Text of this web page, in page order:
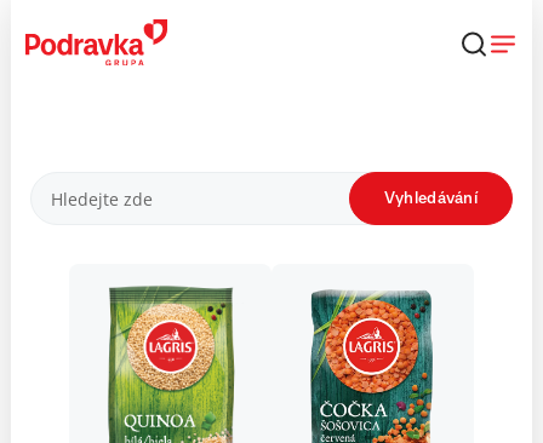
obsahu
Produkty Vyhledávání